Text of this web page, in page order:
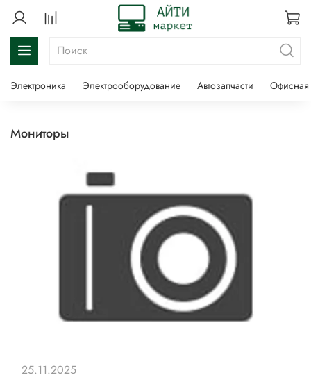
Электроника Электрооборудование Автозапчасти Офисная
мониторы
25.11.2025